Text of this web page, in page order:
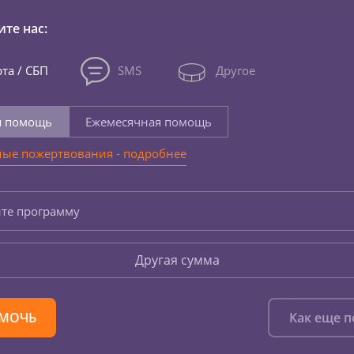
нас:
/ СБП SMS Другое
помощь
Ежемесячная помощь
пожертвования - подробнее
программу
Другая сумма
Как еще